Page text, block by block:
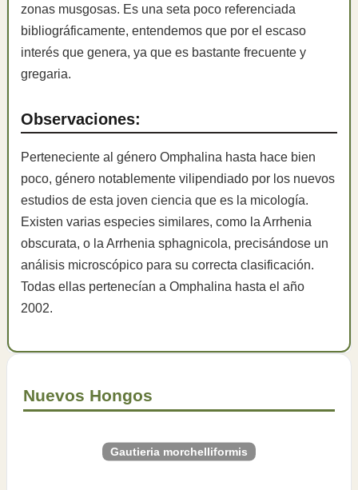
zonas musgosas. Es una seta poco referenciada
bibliográficamente, entendemos que por el escaso
interés que genera, ya que es bastante frecuente y
gregaria.
Observaciones:
Perteneciente al género Omphalina hasta hace bien
poco, género notablemente vilipendiado por los nuevos
estudios de esta joven ciencia que es la micología.
Existen varias especies similares, como la Arrhenia
obscurata, o la Arrhenia sphagnicola, precisándose un
análisis microscópico para su correcta clasificación.
Todas ellas pertenecían a Omphalina hasta el año
2002.
Nuevos Hongos
Gautieria morchelliformis